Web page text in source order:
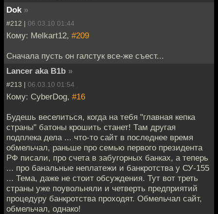
Dok »
#212 | 06.03.10 01:44
Кому: Melkart12, #209
Сначала пусть он галстук все-же съест...
Lancer aka B1b »
#213 | 06.03.10 01:54
Кому: CyberDog, #16
Будешь веселиться, когда на тебя "главная кепка
страны" батоны крошить станет! Там другая
подплека дела ... что-то сайт в последнее время
обмельчал, раньше про семью первого президента
РФ писали, про счета в забугорных банках, а теперь
... про банальные неплатежи и банкротства у СУ-155
... Тема, даже не стоит обсуждения. Тут вот треть
страны уже поувольняли и четверть предприятий
процедуру банкротства проходят. Обмельчал сайт,
обмельчал, однако!